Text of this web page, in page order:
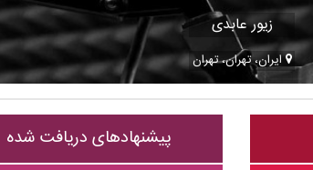
زیور عابدی
ایران، تهران، تهران
پیشنهادهای دریافت شده